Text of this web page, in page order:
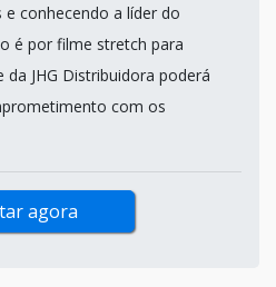
conhecendo a líder do
é por filme stretch para
JHG Distribuidora poderá
com os
agora